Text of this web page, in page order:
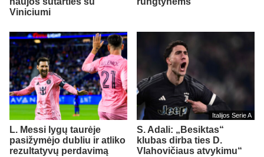
Viniciumi
L. Messi lygų taurėje
pasižymėjo dubliu ir atliko
rezultatyvų perdavimą
Italijos Serie A
S. Adali: „Besiktas“
klubas dirba ties D.
Vlahovičiaus atvykimu“